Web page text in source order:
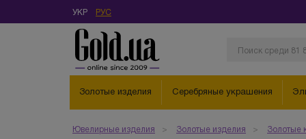
УКР РУС
Золотые изделия Серебряные украшения
Ювелирные изделия Золотые изделия Золотые